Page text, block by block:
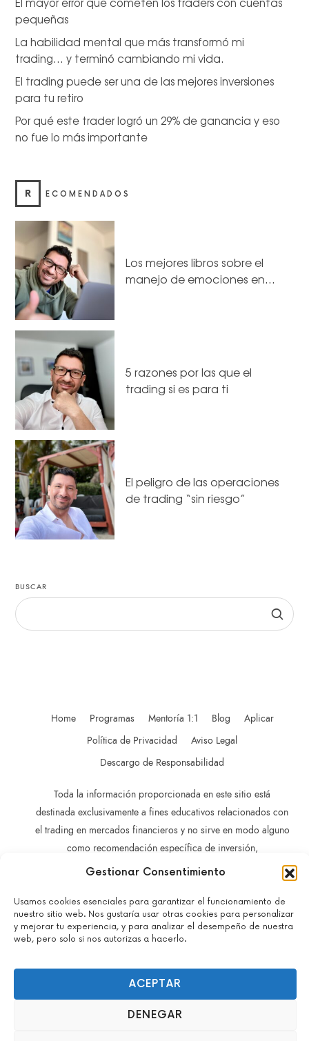
Gestionar Consentimiento
Usamos cookies esenciales para garantizar el funcionamiento de
nuestro sitio web. Nos gustaría usar otras cookies para personalizar
y mejorar tu experiencia, y para analizar el desempeño de nuestra
web, pero solo si nos autorizas a hacerlo.
ACEPTAR
DENEGAR
pequeñas
La habilidad mental que más transformó mi
trading… y terminó cambiando mi vida.
El trading puede ser una de las mejores inversiones
para tu retiro
Por qué este trader logró un 29% de ganancia y eso
no fue lo más importante
R ECOMENDADOS
Los mejores libros sobre el
manejo de emociones en…
5 razones por las que el
trading si es para ti
El peligro de las operaciones
de trading “sin riesgo”
BUSCAR
Home Programas Mentoría 1:1 Blog
Aplicar
Política de Privacidad
Aviso Legal
Descargo de Responsabilidad
Toda la información proporcionada en este sitio está
destinada exclusivamente a fines educativos relacionados con
el trading en mercados financieros y no sirve en modo alguno
como recomendación específica de inversión,
recomendación comercial, análisis de oportunidades de
inversión o recomendación general similar en relación con el
trading de instrumentos de inversión.
La información contenida en este sitio no está dirigida a
residentes en ningún país o jurisdicción en los que dicha
Todos los derechos reservados – John Guacaneme – 2022-